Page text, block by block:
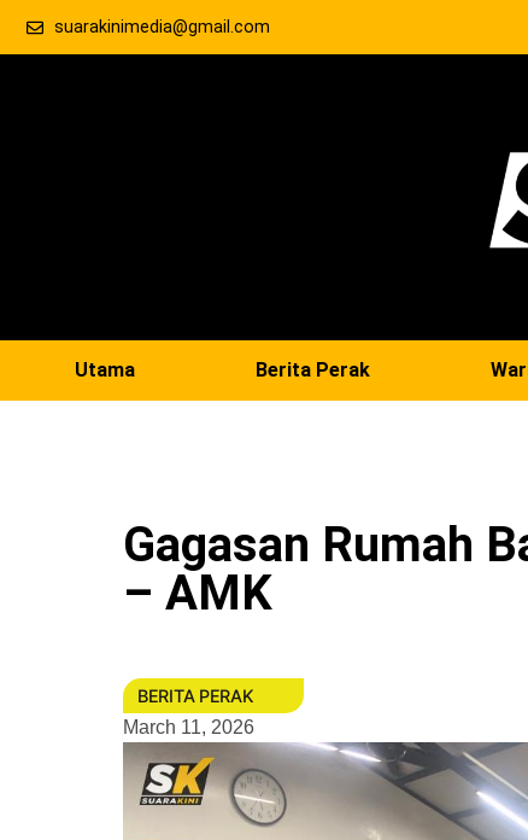
suarakinimedia@gmail.com
Utama Berita Perak
Gagasan Rumah
– AMK
BERITA PERAK
March 11, 2026